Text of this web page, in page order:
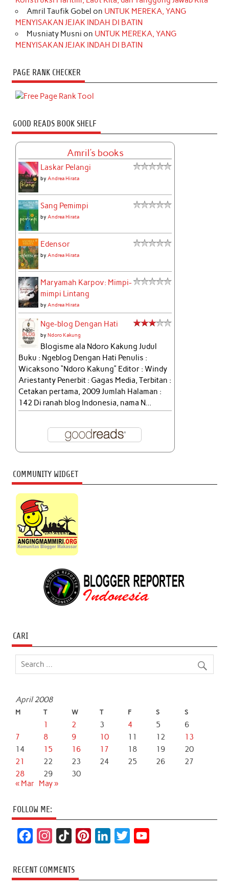
Amril Taufik Gobel on UNTUK MEREKA, YANG
MENYISAKAN JEJAK INDAH DI BATIN
Musniaty Musni on UNTUK MEREKA, YANG
MENYISAKAN JEJAK INDAH DI BATIN
PAGE RANK CHECKER
GOOD READS BOOK SHELF
Amril's books
Laskar Pelangi
byAndrea Hirata
Sang Pemimpi
byAndrea Hirata
Edensor
byAndrea Hirata
Maryamah Karpov: Mimpi-
mimpi Lintang
byAndrea Hirata
Nge-blog Dengan Hati
byNdoro Kakung
Blogisme ala Ndoro Kakung Judul
Buku : Ngeblog Dengan Hati Penulis :
Wicaksono “Ndoro Kakung” Editor : Windy
Ariestanty Penerbit : Gagas Media, Terbitan :
Cetakan pertama, 2009 Jumlah Halaman :
142 Di ranah blog Indonesia, nama N...
COMMUNITY WIDGET
CARI
April 2008
M T W T F S S
1 2 3 4 5
6
7
8 9 10 11 12
13
14
15 16 17 18 19
20
21
22 23 24 25 26
27
28
29
30
« Mar
May »
FOLLOW ME:
c
e
s
t
k
T
t
k
t
T
RECENT COMMENTS